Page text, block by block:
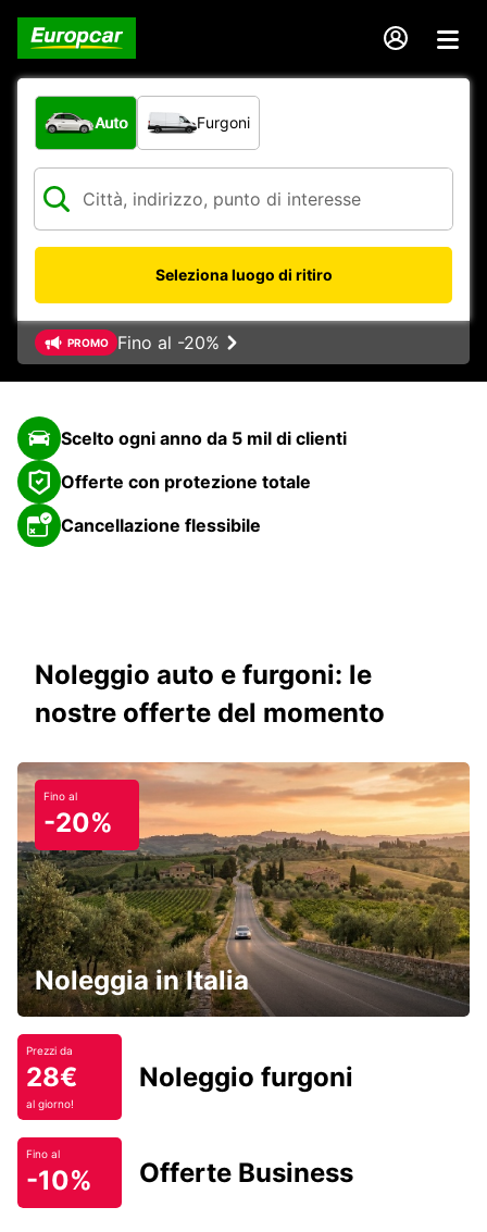
Scegli la tipologia di veicolo:
Auto Furgoni
Seleziona luogo di ritiro
PROMO Fino al -20%
Scelto ogni anno da 5 mil di clienti
Offerte con protezione totale
Cancellazione flessibile
Noleggio auto e furgoni: le
nostre offerte del momento
Fino al
-20%
Noleggia in Italia
Prezzi da
28€
al giorno!
Noleggio furgoni
Fino al
-10% Offerte Business